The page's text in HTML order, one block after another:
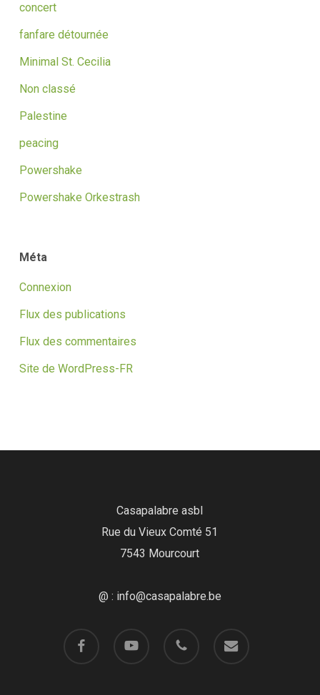
concert
fanfare détournée
Minimal St. Cecilia
Non classé
Palestine
peacing
Powershake
Powershake Orkestrash
Méta
Connexion
Flux des publications
Flux des commentaires
Site de WordPress-FR
Casapalabre asbl
Rue du Vieux Comté 51
7543 Mourcourt
@ : info@casapalabre.be